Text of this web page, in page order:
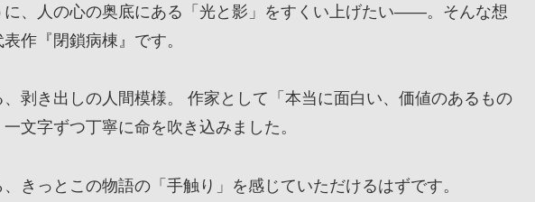
、人の心の奥底にある「光と影」をすくい上げたい——。そんな想
作『閉鎖病棟』です。
剥き出しの人間模様。 作家として「本当に面白い、価値のあるもの
文字ずつ丁寧に命を吹き込みました。
きっとこの物語の「手触り」を感じていただけるはずです。